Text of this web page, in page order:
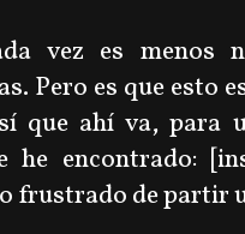
vez es menos
Pero es que esto
que ahí va, para
he encontrado:
frustrado de partir